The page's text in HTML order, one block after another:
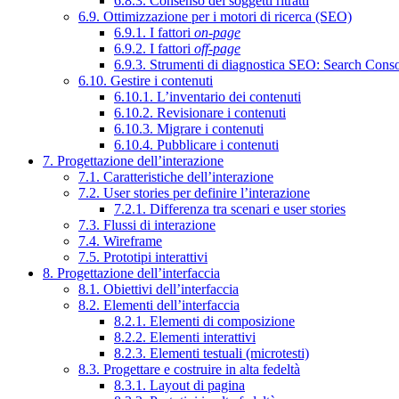
6.9. Ottimizzazione per i motori di ricerca (SEO)
6.9.1. I fattori on-page
6.9.2. I fattori off-page
6.9.3. Strumenti di diagnostica SEO: Search
6.10. Gestire i contenuti
6.10.1. L’inventario dei contenuti
6.10.2. Revisionare i contenuti
6.10.3. Migrare i contenuti
6.10.4. Pubblicare i contenuti
7. Progettazione dell’interazione
7.1. Caratteristiche dell’interazione
7.2. User stories per definire l’interazione
7.2.1. Differenza tra scenari e user stories
7.3. Flussi di interazione
7.4. Wireframe
7.5. Prototipi interattivi
8. Progettazione dell’interfaccia
8.1. Obiettivi dell’interfaccia
8.2. Elementi dell’interfaccia
8.2.1. Elementi di composizione
8.2.2. Elementi interattivi
8.2.3. Elementi testuali (microtesti)
8.3. Progettare e costruire in alta fedeltà
8.3.1. Layout di pagina